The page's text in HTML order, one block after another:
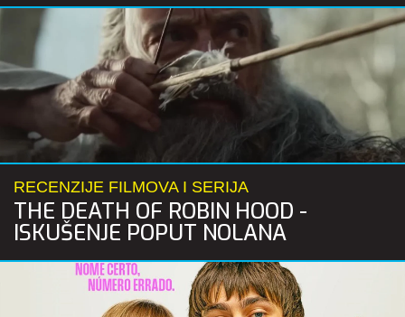
RECENZIJE FILMOVA I SERIJA
THE DEATH OF ROBIN HOOD -
ISKUŠENJE POPUT NOLANA